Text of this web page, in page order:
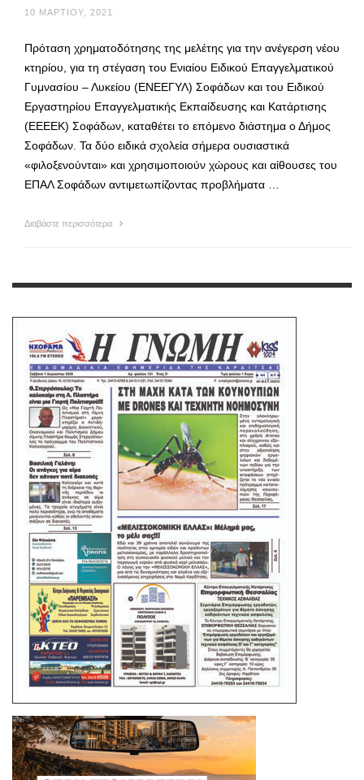
10 ΜΑΡΤΊΟΥ, 2021
Πρόταση χρηματοδότησης της μελέτης για την ανέγερση νέου
κτηρίου, για τη στέγαση του Ενιαίου Ειδικού Επαγγελματικού
Γυμνασίου – Λυκείου (ΕΝΕΕΓΥΛ) Σοφάδων και του Ειδικού
Εργαστηρίου Επαγγελματικής Εκπαίδευσης και Κατάρτισης
(ΕΕΕΕΚ) Σοφάδων, καταθέτει το επόμενο διάστημα ο Δήμος
Σοφάδων. Τα δύο ειδικά σχολεία σήμερα ουσιαστικά
«φιλοξενούνται» και χρησιμοποιούν χώρους και αίθουσες του
ΕΠΑΛ Σοφάδων αντιμετωπίζοντας προβλήματα …
Διαβάστε περισσότερα